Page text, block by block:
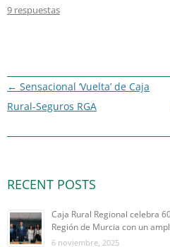
9 respuestas
Navegación
de
← Sensacional ‘Vuelta’ de Caja
Rural-Seguros RGA
RECENT POSTS
Caja Rural Regional celebra
Región de Murcia con un
6 noviembre, 2025